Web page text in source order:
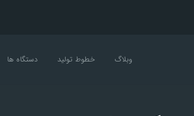
وبلاگ خطوط تولید دستگاه ها